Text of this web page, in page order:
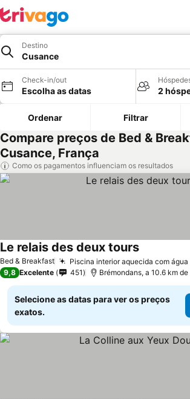
Destino
Cusance
Check-in/out
Escolha as datas 2
Ordenar Filtrar
Compare preços de Bed &
Cusance, França
Como os pagamentos influenciam os resultados
Bed & Breakfast Piscina interior aquecida com
Le relais des deux toursVer preços
9,8 Excelente 451 Brémondans, a 10.6 km
Selecione as datas para ver os preços
exatos.